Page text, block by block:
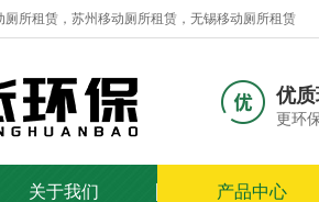
厕所租赁，苏州移动厕所租赁，无锡移动厕所租赁
优
更环
关于我们 产品中心